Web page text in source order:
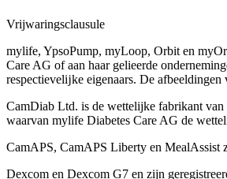
Vrijwaringsclausule
mylife, YpsoPump, myLoop, Orbit en
Care AG of aan haar gelieerde
respectievelĳke eigenaars. De
CamDiab Ltd. is de wettelijke fabrikant
waarvan mylife Diabetes Care AG de
CamAPS, CamAPS Liberty en MealAssist
Dexcom en Dexcom G7 en zijn